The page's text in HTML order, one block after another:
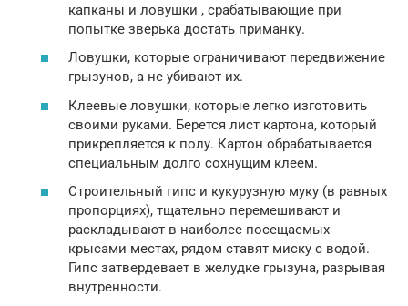
капканы и ловушки , срабатывающие при
попытке зверька достать приманку.
Ловушки, которые ограничивают передвижение
грызунов, а не убивают их.
Клеевые ловушки, которые легко изготовить
своими руками. Берется лист картона, который
прикрепляется к полу. Картон обрабатывается
специальным долго сохнущим клеем.
Строительный гипс и кукурузную муку (в равных
пропорциях), тщательно перемешивают и
раскладывают в наиболее посещаемых
крысами местах, рядом ставят миску с водой.
Гипс затвердевает в желудке грызуна, разрывая
внутренности.